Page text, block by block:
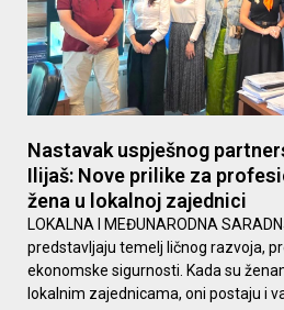
Nastavak uspješnog
Ilijaš: Nove prilike za
žena u lokalnoj zajednici
LOKALNA I MEĐUNARODNA
predstavljaju temelj ličnog razvoja,
ekonomske sigurnosti. Kada su
lokalnim zajednicama, oni postaju i